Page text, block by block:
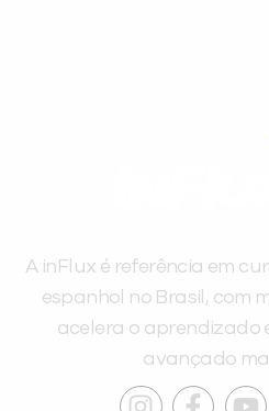
A inFlux é referência em
espanhol no Brasil, com
acelera o aprendizado
avançado